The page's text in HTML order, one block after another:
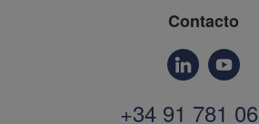
Contacto
+34 91 781